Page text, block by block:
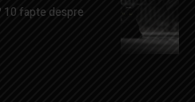
10 fapte despre